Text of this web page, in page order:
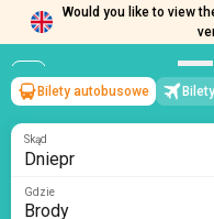
Would you like to view
Dniepr→Brody
sob, 8 sierpnia/1 pasażer
Bilety autobusowe
Skąd
Gdzie